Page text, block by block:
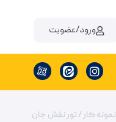
ورود/عضویت
نمونه کار/ تور نقش جان